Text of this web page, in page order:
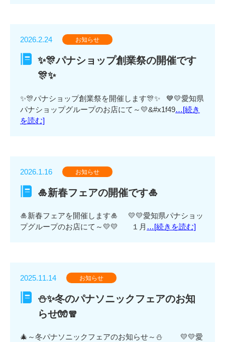
2026.2.24 お知らせ
✨🎊パナショップ創業祭の開催です
🎊✨
✨🎊パナショップ創業祭を開催します🎊✨ 💙💛愛知県
パナショップグループのお店にて～💛&#x1f49…[続き
を読む]
2026.1.16 お知らせ
🎍新春フェアの開催です🎍
🎍新春フェアを開催します🎍 💛💛愛知県パナショッ
プグループのお店にて～💛💛 １月 …[続きを読む]
2025.11.14 お知らせ
⛄✨冬のパナソニックフェアのお知
らせ🧤🧣
🎄～冬パナソニックフェアのお知らせ～⛄ 💛💛愛